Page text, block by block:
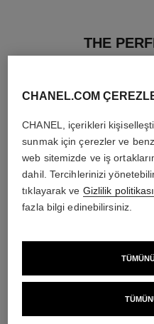
THE
baume essentiel
Çok Amaçli Stick Aydinlatici
8 seçeneği ton
CHANEL.COM
CHANEL, içerikleri
sunmak için çerezler ve
web sitemizde ve iş
dahil. Tercihlerinizi
tıklayarak ve Gizlilik
fazla bilgi edinebilirsiniz.